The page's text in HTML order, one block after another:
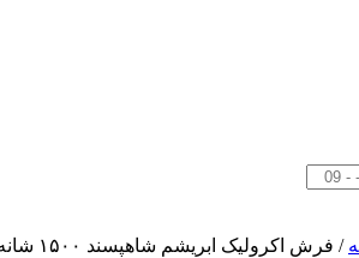
/ فرش اکرولیک ابریشم شاهپسند ۱۵۰۰ شانه